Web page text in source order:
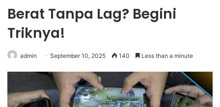
Berat Tanpa Lag? Begini
Triknya!
admin September 10, 2025 140 Less than a minute